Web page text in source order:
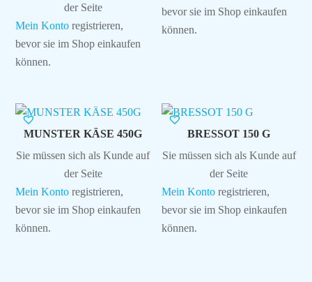
der Seite
Mein Konto registrieren,
bevor sie im Shop einkaufen
können.
bevor sie im Shop einkaufen
können.
MUNSTER KÄSE 450G
Sie müssen sich als Kunde auf
der Seite
Mein Konto registrieren,
bevor sie im Shop einkaufen
können.
BRESSOT 150 G
Sie müssen sich als Kunde auf
der Seite
Mein Konto registrieren,
bevor sie im Shop einkaufen
können.